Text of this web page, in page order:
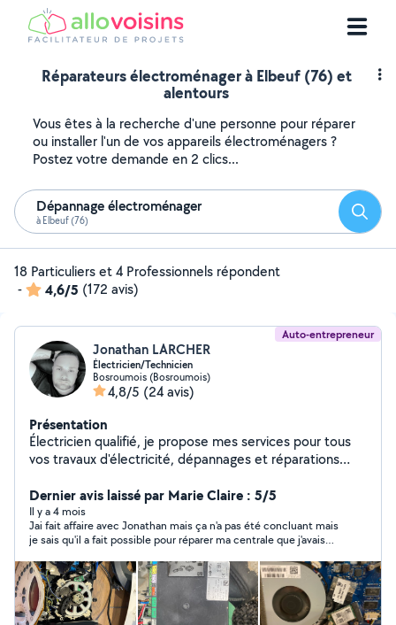
Réparateurs électroménager à Elbeuf (76) et
alentours
Vous êtes à la recherche d'une personne pour réparer
ou installer l'un de vos appareils électroménagers ?
Postez votre demande en 2 clics...
Dépannage électroménager
à Elbeuf (76)
18 Particuliers et 4 Professionnels répondent
-
4,6/5 (172 avis)
Auto-entrepreneur
Jonathan LARCHER
Électricien/Technicien
Bosroumois (Bosroumois)
4,8/5 (24 avis)
Présentation
Électricien qualifié, je propose mes services pour tous
vos travaux d'électricité, dépannages et réparations
vous garantis un travail soigné et conforme aux normes.
Habilité bornes de rechargement pour véhicule
électriques également Assurance RC/Décennale OK
Dernier avis laissé par Marie Claire : 5/5
Il y a 4 mois
Jai fait affaire avec Jonathan mais ça n'a pas été concluant mais
je sais qu'il a fait possible pour réparer ma centrale que j'avais
recommande fortement.